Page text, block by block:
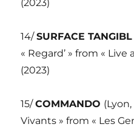
(2023)
14/SURFACE TANGIBL
« Regard’ » from «
(2023)
15/COMMANDO
Vivants » from « Les